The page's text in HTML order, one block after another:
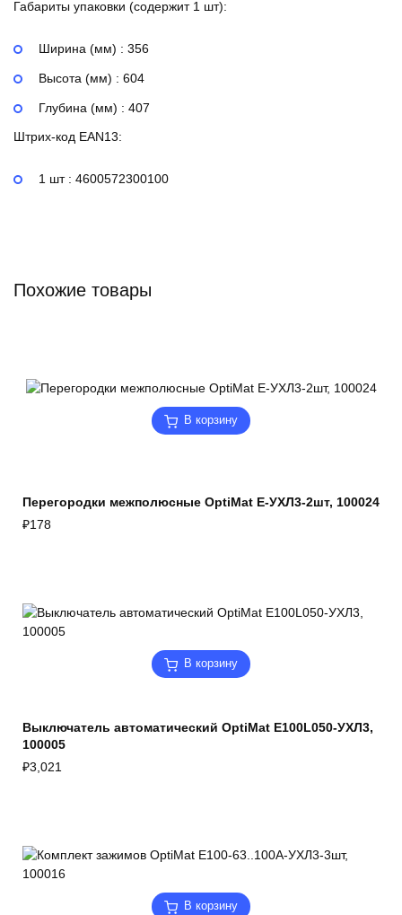
Габариты упаковки (содержит 1 шт):
Ширина (мм) : 356
Высота (мм) : 604
Глубина (мм) : 407
Штрих-код EAN13:
1 шт : 4600572300100
Похожие товары
В корзину
Перегородки межполюсные OptiMat E-УХЛ3-2шт, 100024
₽178
В корзину
Выключатель автоматический OptiMat E100L050-УХЛ3,
100005
₽3,021
В корзину